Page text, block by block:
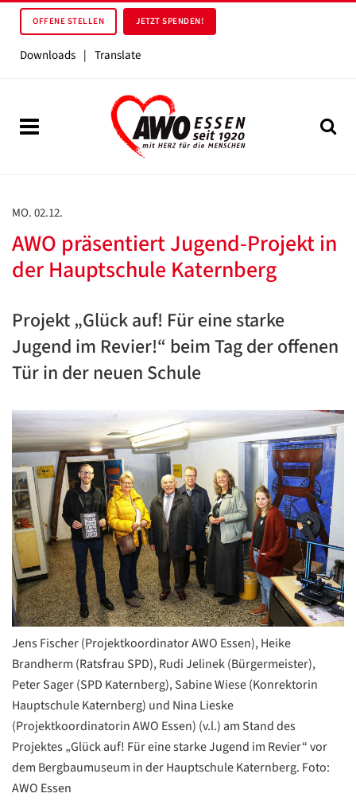
OFFENE STELLEN JETZT SPENDEN!
Downloads | Translate
MO. 02.12.
AWO präsentiert Jugend-Projekt in
der Hauptschule Katernberg
Projekt „Glück auf! Für eine starke
Jugend im Revier!“ beim Tag der offenen
Tür in der neuen Schule
Jens Fischer (Projektkoordinator AWO Essen), Heike
Brandherm (Ratsfrau SPD), Rudi Jelinek (Bürgermeister),
Peter Sager (SPD Katernberg), Sabine Wiese (Konrektorin
Hauptschule Katernberg) und Nina Lieske
(Projektkoordinatorin AWO Essen) (v.l.) am Stand des
Projektes „Glück auf! Für eine starke Jugend im Revier“ vor
dem Bergbaumuseum in der Hauptschule Katernberg. Foto:
AWO Essen